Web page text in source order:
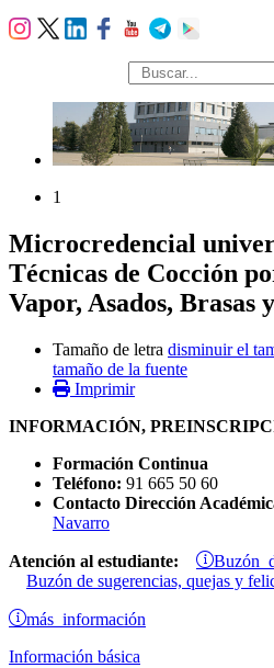
búsqueda
1
Microcredencial
Técnicas de Cocción
Vapor, Asados, Brasas
Tamaño de letra disminuir el
tamaño de la fuente
Imprimir
INFORMACIÓN,
Formación Continua
Teléfono: 91 665 50 60
Contacto Dirección
Navarro
Atención al estudiante: Buzón
Buzón de sugerencias, quejas y
más información
Información básica